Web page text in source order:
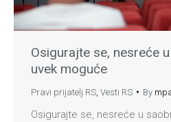
Osigurajte se, nesreće
uvek moguće
Pravi prijatelj RS Vesti RS By
Osigurajte se, nesreće u